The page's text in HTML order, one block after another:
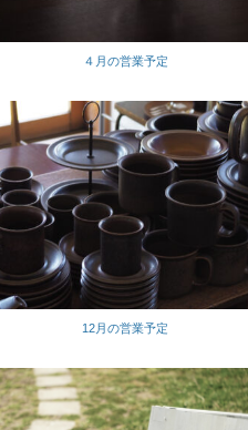
４月の営業予定
12月の営業予定